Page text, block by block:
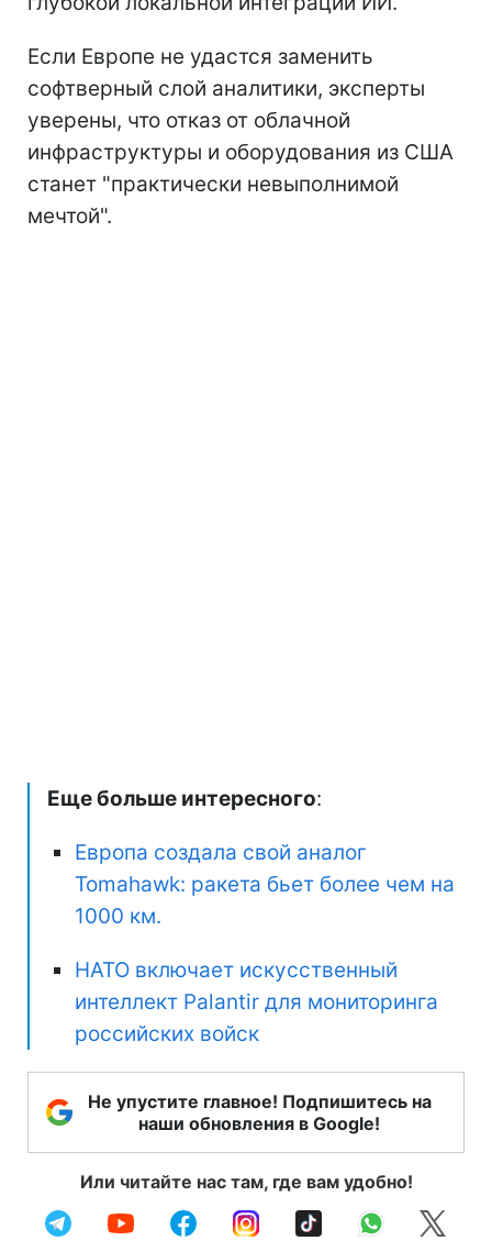
Если Европе не удастся заменить
софтверный слой аналитики, эксперты
уверены, что отказ от облачной
инфраструктуры и оборудования из США
станет "практически невыполнимой
мечтой".
Еще больше интересного:
Европа создала свой аналог
Tomahawk: ракета бьет более чем на
1000 км.
НАТО включает искусственный
интеллект Palantir для мониторинга
российских войск
Не упустите главное! Подпишитесь на
наши обновления в Google!
Или читайте нас там, где вам удобно!